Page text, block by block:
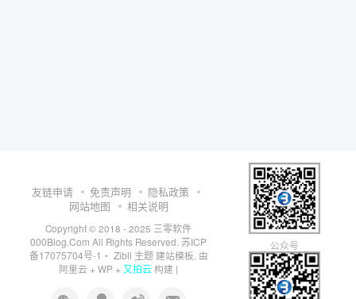
友链申请 免责声明
隐私政策
网站地图
相关说明
Copyright © 2018 - 2025 三零软件
000Blog.Com All Rights Reserved. 苏ICP
备17075704号-1 ・ Zibll 主题建站模板. 由
阿里云 + WP + 又拍云构建 |
公众号